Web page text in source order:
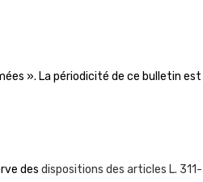
». La périodicité de ce bulletin est
des dispositions des articles L. 311-